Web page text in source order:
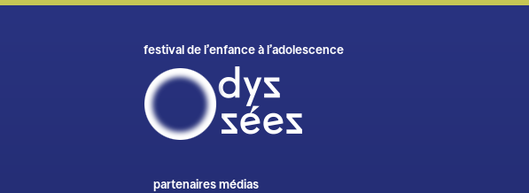
festival de l’enfance à l’adolescence
partenaires médias